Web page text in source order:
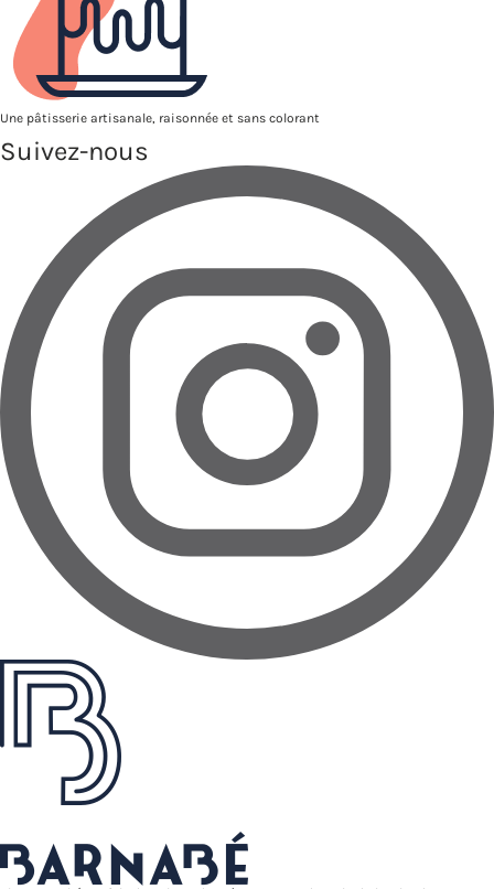
Une pâtisserie artisanale, raisonnée et sans colorant
Suivez-nous